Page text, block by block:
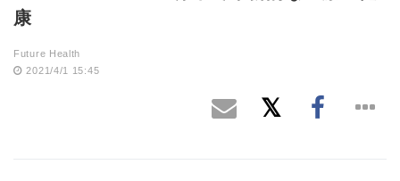
康
Future Health
2021/4/1 15:45